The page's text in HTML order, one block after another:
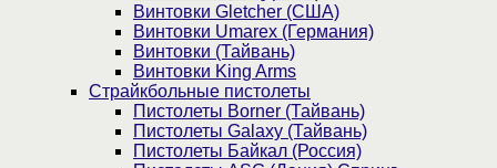
Винтовки Gletcher (США)
Винтовки Umarex (Германия)
Винтовки (Тайвань)
Винтовки King Arms
Страйкбольные пистолеты
Пистолеты Borner (Тайвань)
Пистолеты Galaxy (Тайвань)
Пистолеты Байкал (Россия)